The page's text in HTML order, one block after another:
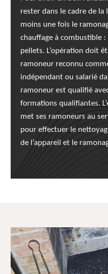
rester dans le cadre de
moins une fois le
chauffage à combustible
pellets. L’opération doit
ramoneur reconnu
indépendant ou salarié
ramoneur est qualifié
formations qualifiantes.
met ses ramoneurs au
pour effectuer le
de l’appareil et le